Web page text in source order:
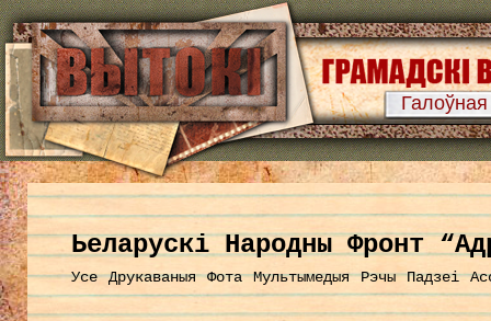
Галоўная
Ьеларускі Народны Фронт
Усе Друкаваныя Фота Мультымедыя Рэчы Падзеі